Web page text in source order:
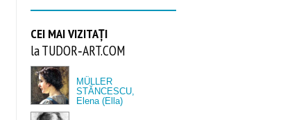
CEI MAI VIZITAȚI
la TUDOR‑ART.COM
MÜLLER
STĂNCESCU,
Elena (Ella)